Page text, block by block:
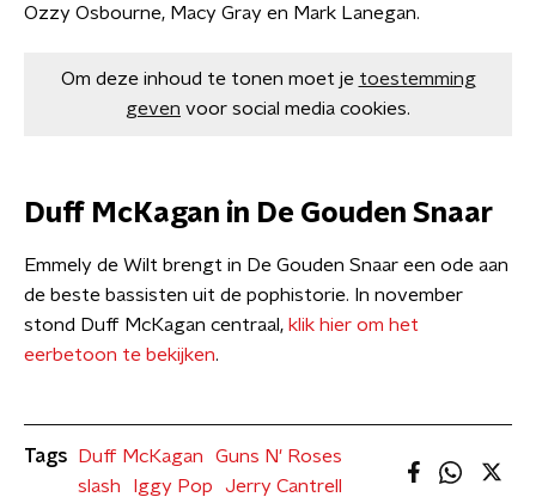
Ozzy Osbourne, Macy Gray en Mark Lanegan.
Om deze inhoud te tonen moet je toestemming
geven voor social media cookies.
Duff McKagan in De Gouden Snaar
Emmely de Wilt brengt in De Gouden Snaar een ode aan
de beste bassisten uit de pophistorie. In november
stond Duff McKagan centraal, klik hier om het
eerbetoon te bekijken.
Tags Duff McKagan
Guns N' Roses
slash
Iggy Pop
Jerry Cantrell